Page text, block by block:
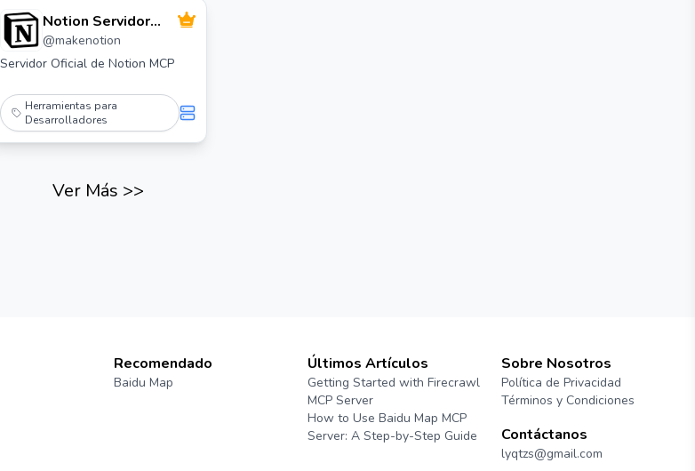
Notion Servidor
Mcp
@makenotion
Servidor Oficial de Notion MCP
Herramientas para
Desarrolladores
Ver Más >>
Recomendado
Baidu Map
Últimos Artículos
Getting Started with Firecrawl
MCP Server
How to Use Baidu Map MCP
Server: A Step-by-Step Guide
Sobre Nosotros
Política de Privacidad
Términos y Condiciones
Contáctanos
lyqtzs@gmail.com